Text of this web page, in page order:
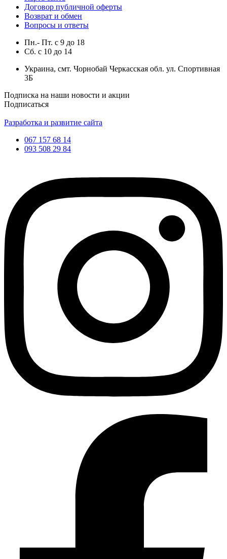
Договор публичной оферты
Возврат и обмен
Вопросы и ответы
Пн.- Пт. с 9 до 18
Сб. с 10 до 14
Украина, смт. Чорнобай Черкасская обл. ул. Спортивная
3Б
Подписка на наши новости и акции
Подписаться
Разработка и развитие сайта
067 157 68 14
093 508 29 84